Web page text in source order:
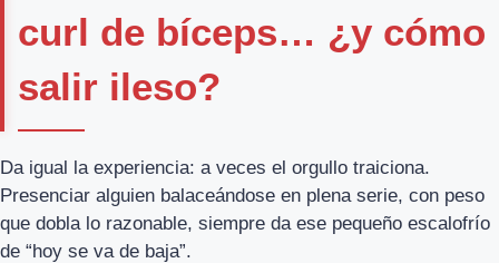
curl de bíceps… ¿y cómo
salir ileso?
Da igual la experiencia: a veces el orgullo traiciona.
Presenciar alguien balaceándose en plena serie, con peso
que dobla lo razonable, siempre da ese pequeño escalofrío
de “hoy se va de baja”.